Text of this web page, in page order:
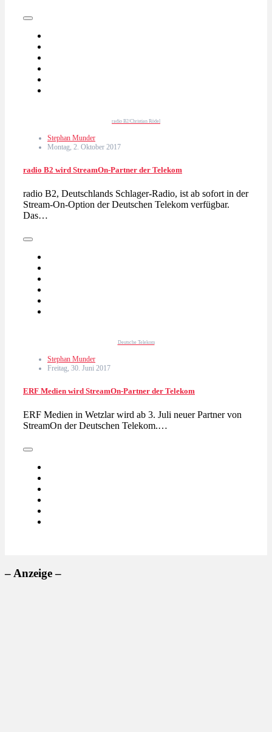
radio B2/Christian Rödel
Stephan Munder
Montag, 2. Oktober 2017
radio B2 wird StreamOn-Partner der Telekom
radio B2, Deutschlands Schlager-Radio, ist ab sofort in der
Stream-On-Option der Deutschen Telekom verfügbar.
Das…
Deutsche Telekom
Stephan Munder
Freitag, 30. Juni 2017
ERF Medien wird StreamOn-Partner der Telekom
ERF Medien in Wetzlar wird ab 3. Juli neuer Partner von
StreamOn der Deutschen Telekom.…
– Anzeige –